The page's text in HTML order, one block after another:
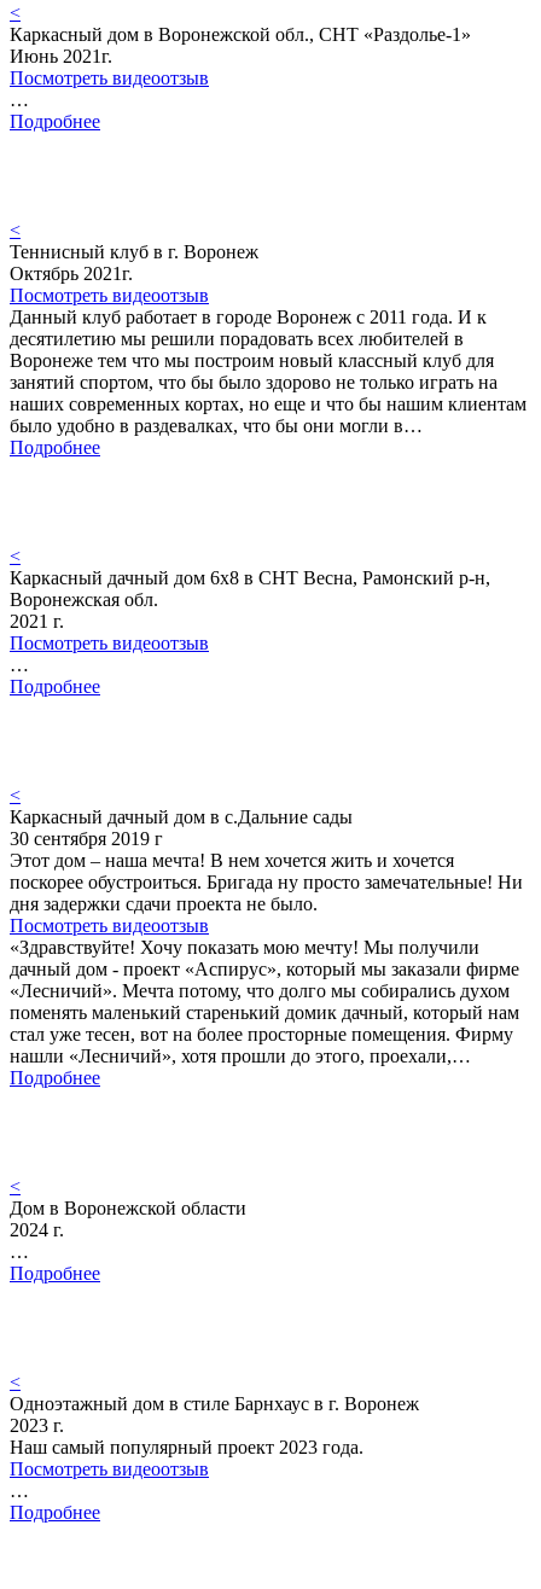
<
Каркасный дом в Воронежской обл., СНТ «Раздолье-1»
Июнь 2021г.
Посмотреть видеоотзыв
…
Подробнее
<
Теннисный клуб в г. Воронеж
Октябрь 2021г.
Посмотреть видеоотзыв
Данный клуб работает в городе Воронеж с 2011 года. И к
десятилетию мы решили порадовать всех любителей в
Воронеже тем что мы построим новый классный клуб для
занятий спортом, что бы было здорово не только играть на
наших современных кортах, но еще и что бы нашим клиентам
было удобно в раздевалках, что бы они могли в…
Подробнее
<
Каркасный дачный дом 6х8 в СНТ Весна, Рамонский р-н,
Воронежская обл.
2021 г.
Посмотреть видеоотзыв
…
Подробнее
<
Каркасный дачный дом в с.Дальние сады
30 сентября 2019 г
Этот дом – наша мечта! В нем хочется жить и хочется
поскорее обустроиться. Бригада ну просто замечательные! Ни
дня задержки сдачи проекта не было.
Посмотреть видеоотзыв
«Здравствуйте! Хочу показать мою мечту! Мы получили
дачный дом - проект «Аспирус», который мы заказали фирме
«Лесничий». Мечта потому, что долго мы собирались духом
поменять маленький старенький домик дачный, который нам
стал уже тесен, вот на более просторные помещения. Фирму
нашли «Лесничий», хотя прошли до этого, проехали,…
Подробнее
<
Дом в Воронежской области
2024 г.
…
Подробнее
<
Одноэтажный дом в стиле Барнхаус в г. Воронеж
2023 г.
Наш самый популярный проект 2023 года.
Посмотреть видеоотзыв
…
Подробнее